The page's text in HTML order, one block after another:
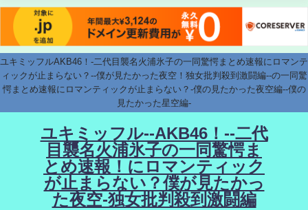
ユキミッフルAKB46！-二代目襲名火浦氷子の一同驚愕まとめ速報にロマンテ
ィックが止まらない？--僕が見たかった夜空！独女批判殺到激闘編--の一同驚
愕まとめ速報にロマンティックが止まらない？-僕の見たかった夜空編--僕の
見たかった星空編-
ユキミッフル--AKB46！--二代
目襲名火浦氷子の一同驚愕ま
とめ速報！にロマンティック
が止まらない？僕が見たかっ
た夜空-独女批判殺到激闘編